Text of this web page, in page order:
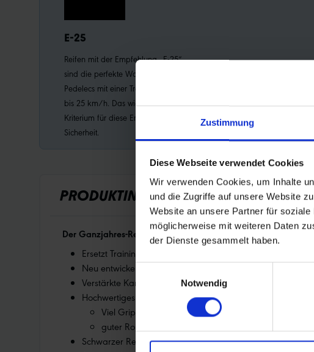
Zustimmung
Diese Webseite verwendet Cookies
Wir verwenden Cookies, um Inhalte
und die Zugriffe auf unsere Website
Website an unsere Partner für
möglicherweise mit weiteren Daten
der Dienste gesammelt haben.
Notwendig
E-25
Reifen mit der Empfehlung „E-25“
sind die perfekte Wahl für alle
Pedelecs mit einer Tretunterstützung
bis 25 km/h. Das wichtigstes
Kriterium für diese Empfehlung:
Sicherheit.
PRODUKTINFORMATIONEN
Der Ganzjahres-Rennradreifen
Ersetzt Trainingsreifen Durano DD
Neu entwickelt mit noch mehr Fokus auf Fahrdynamik und
Verstärkte Karkasse sorgt für höheren Pannenschutz
Hochwertiges Addix 4-Season Compound:
Viel Grip auch bei niedrigen Temperaturen
guter Rollwiderstand bei allen Temperaturen
Schwarzer Reflexstreifen als optisches Highlight und für